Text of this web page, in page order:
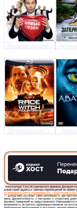
Реальные пацаны...
Ведьмина гора /...